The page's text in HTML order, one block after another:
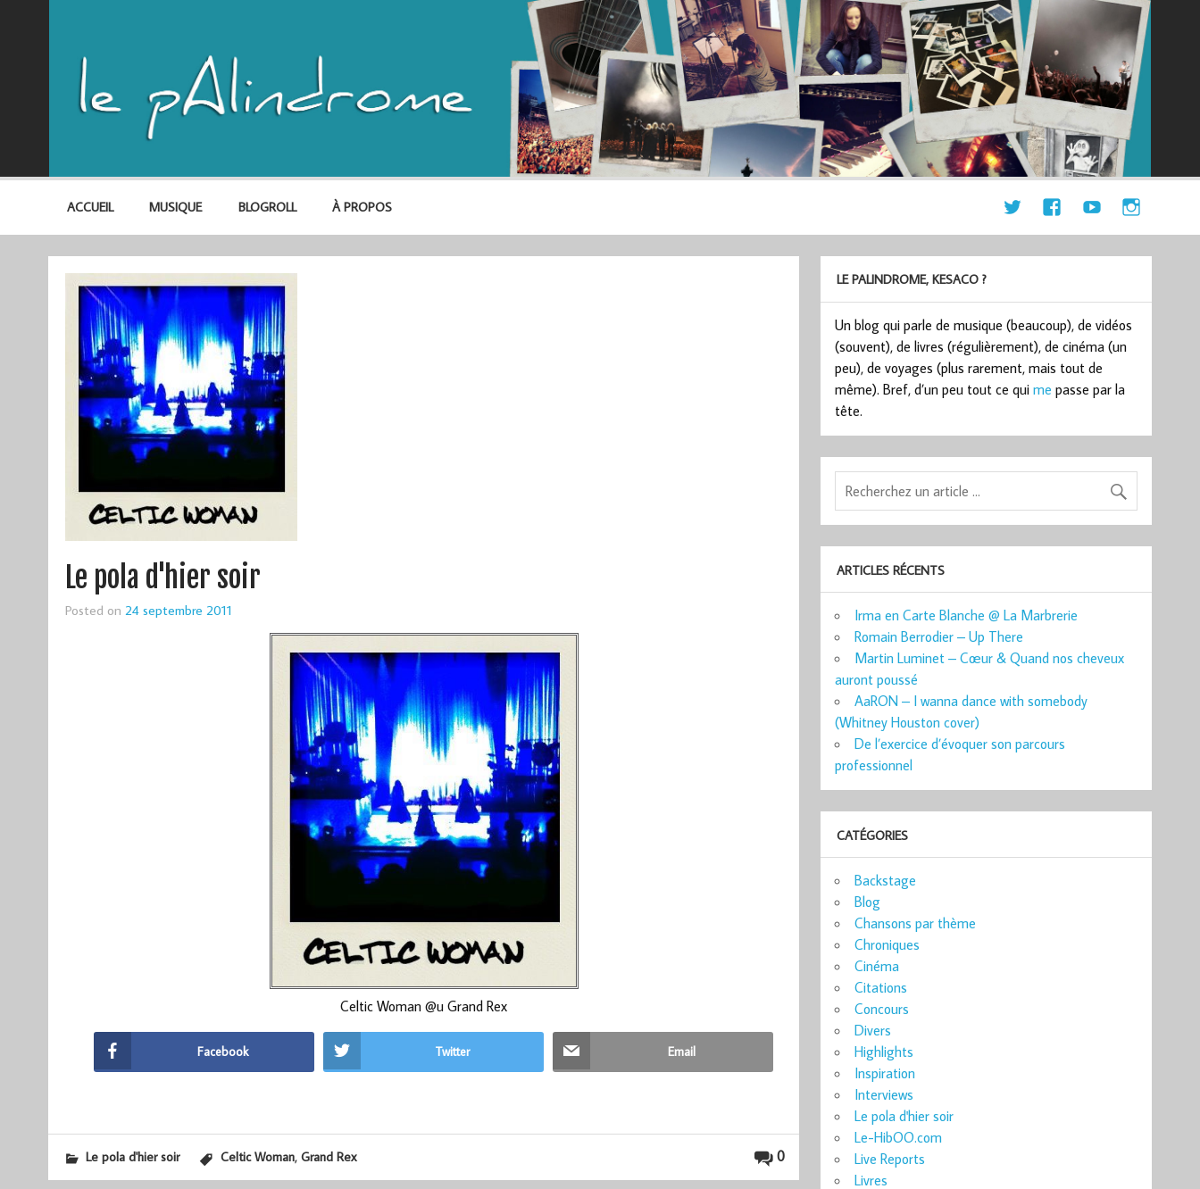
ACCUEIL MUSIQUE BLOGROLL À PROPOS
Le pola d'hier soir
Posted on 24 septembre 2011
Celtic Woman @u Grand Rex
Facebook Twitter Email
0
Le pola d'hier soir Celtic Woman, Grand Rex
LE PALINDROME, KESACO ?
Un blog qui parle de musique (beaucoup), de vidéos
(souvent), de livres (régulièrement), de cinéma (un
peu), de voyages (plus rarement, mais tout de
même). Bref, d’un peu tout ce quime passe par la
tête.
ARTICLES RÉCENTS
Irma en Carte Blanche @ La Marbrerie
Romain Berrodier – Up There
Martin Luminet – Cœur & Quand nos cheveux
auront poussé
AaRON – I wanna dance with somebody
(Whitney Houston cover)
De l’exercice d’évoquer son parcours
professionnel
CATÉGORIES
Backstage
Blog
Chansons par thème
Chroniques
Cinéma
Citations
Concours
Divers
Highlights
Inspiration
Interviews
Le pola d'hier soir
Le-HibOO.com
Live Reports
Livres